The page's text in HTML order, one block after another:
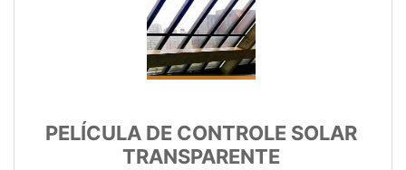
PELÍCULA DE CONTROLE SOLAR
TRANSPARENTE